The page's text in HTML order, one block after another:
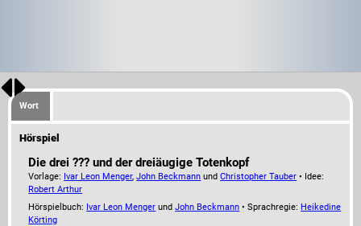
Wort
Hörspiel
Die drei ??? und der dreiäugige Totenkopf
Vorlage: Ivar Leon Menger,John Beckmann undChristopher Tauber • Idee:
Robert Arthur
Hörspielbuch: Ivar Leon Menger undJohn Beckmann • Sprachregie: Heikedine
Körting